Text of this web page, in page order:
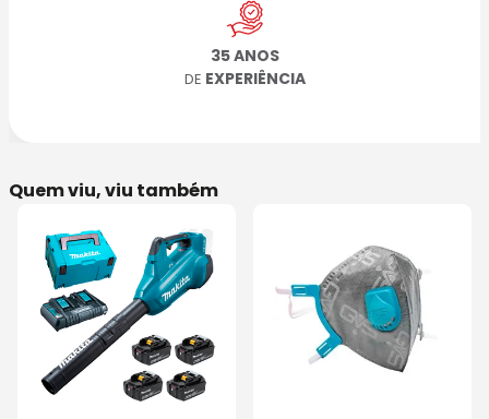
35 ANOS
DE EXPERIÊNCIA
Quem viu, viu também